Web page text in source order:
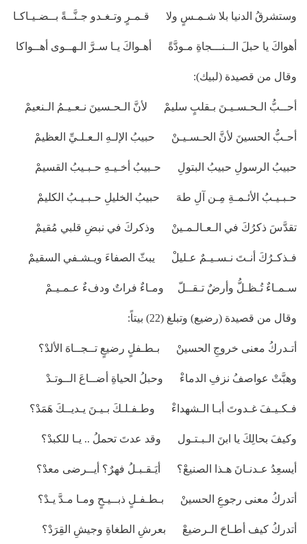
وستشرقُ الدنيا بلا شـمـسٍ ولا قـمـرٍ وتـغـدو جـنَّــةً بــضـيـاكـا
أهواكَ يا حبلَ الــنـــجاةِ مـودَّةً أهـواكَ يـا سـرَّ الـهــوى أهــواكا
وقال من قصيدة (لبيك):
أحــبُّ الـحـسـيـنَ بـقلبٍ سليمْ لأنَّ الـحـسينَ نـعـيـمُ الـنعيمْ
أحـبُّ الحسينَ لأنَّ الحـسـيـنْ حبيبُ الإلـهِ الـعـلـيِّ العظيمْ
حبيبُ الرسولِ حبيبُ البتولِ حـبيبُ أخـيـهِ حـبـيبُ القسيمْ
حـبـيـبُ الأئـمـةِ مِـن آلِ طهَ حبيبُ الخليلِ حـبـيـبُ الكليمْ
تقدَّسَ ذكرُكَ في الـعـالـمـينْ وذكركَ في نبضِ قلبي مُقيمْ
فـذكـرُكَ أنـتَ نـسـيـمٌ عـليلْ يبثّ الصفاءَ ويـشـفي السقيمْ
سـمـاءٌ تُـظـلُّ وأرضٌ تـقــلّ ومـاءٌ فراتٌ ودفءٌ عـمـيـمْ
وقال من قصيدة (رضيع) وتبلغ (22) بيتاً:
أتـدركُ معنى خروجِ الحسينْ بـطـفلٍ رضيعٍ تــجــاهَ الألدْ؟
وهبَّتْ عواصفُ نزفِ الدماءْ وحبلُ الحياةِ أضــاعَ الــوتـدْ
فـكـيـفَ غـدوتَ أبـا الـشهداءْ وطـفـلـكَ بـيـنَ يـديــكَ هَمَدْ؟
وكيفَ بحالِكَ يا ابنَ الـبـتـول وقد عدتَ تحملُ .. يـا للكبدْ؟
أيسعِدُ عـدنـانَ هـذا الصنيعْ؟ أيَـقـبـلُ فهرٌ؟ أيــرضى معدْ؟
أتدركُ معنى رجوعِ الحسينْ بـطـفـلٍ ذبــيـحٍ ومـا مـدَّ يـدْ؟
أتدركُ كيف أطـاحَ الـرضيعْ بعرشِ الطغاةِ وجيشِ القِرَدْ؟